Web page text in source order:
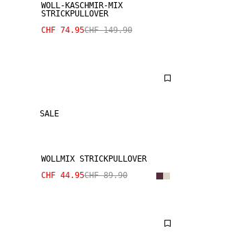
WOLL-KASCHMIR-MIX
STRICKPULLOVER
CHF 74.95CHF 149.90
SALE
WOLLMIX STRICKPULLOVER
CHF 44.95CHF 89.90